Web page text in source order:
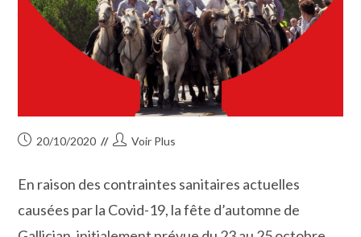
Publication
20/10/2020
Auteur/autrice
publication :
Voir Plus
En raison des contraintes sanitaires actuelles
causées par la Covid-19, la fête d’automne de